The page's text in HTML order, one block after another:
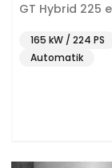
165 kW / 224 PS
Automatik